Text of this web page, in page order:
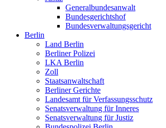
Generalbundesanwalt
Bundesgerichtshof
Bundesverwaltungsgericht
Berlin
Land Berlin
Berliner Polizei
LKA Berlin
Zoll
Staatsanwaltschaft
Berliner Gerichte
Landesamt für Verfassungsschutz
Senatsverwaltung für Inneres
Senatsverwaltung für Justiz